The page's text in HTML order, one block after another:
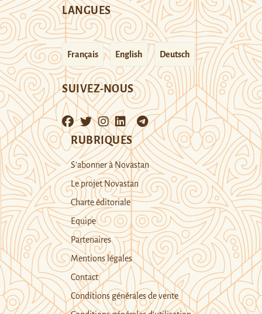
LANGUES
Français English Deutsch
SUIVEZ-NOUS
RUBRIQUES
S’abonner à Novastan
Le projet Novastan
Charte éditoriale
Equipe
Partenaires
Mentions légales
Contact
Conditions générales de vente